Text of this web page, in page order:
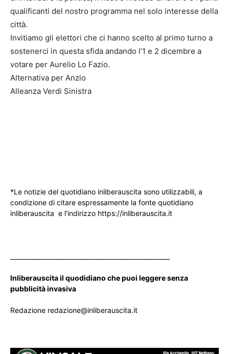
qualificanti del nostro programma nel solo interesse della
città.
Invitiamo gli elettori che ci hanno scelto al primo turno a
sostenerci in questa sfida andando l’1 e 2 dicembre a
votare per Aurelio Lo Fazio.
Alternativa per Anzio
Alleanza Verdi Sinistra
*Le notizie del quotidiano inliberauscita sono utilizzabili, a
condizione di citare espressamente la fonte quotidiano
inliberauscita e l’indirizzo https://inliberauscita.it
Inliberauscita il quodidiano che puoi leggere senza
pubblicità invasiva
Redazione redazione@inliberauscita.it